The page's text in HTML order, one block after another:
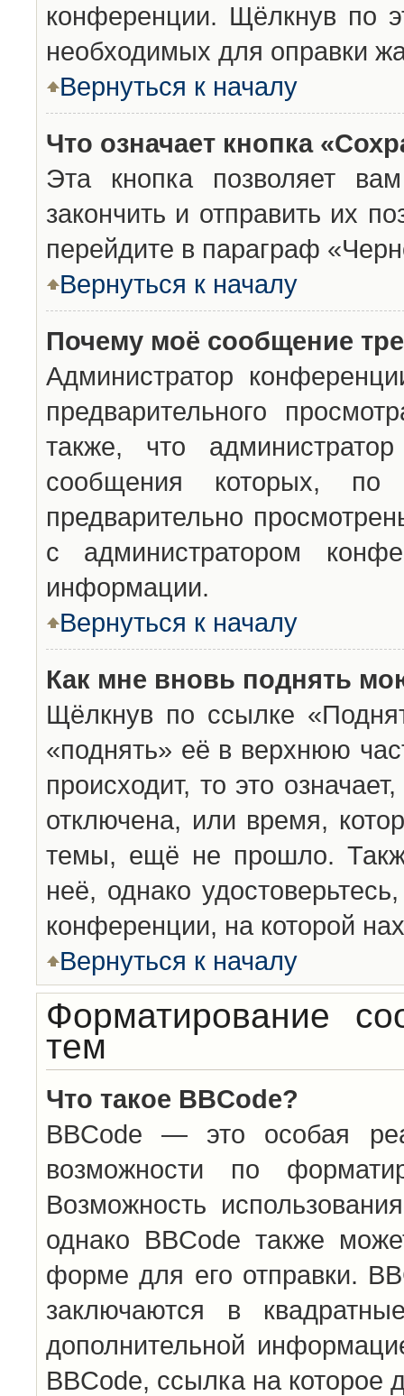
конференции. Щёлкнув по
необходимых для оправки
Вернуться к началу
Что означает кнопка
Эта кнопка позволяет
закончить и отправить их
перейдите в параграф
Вернуться к началу
Почему моё сообщение
Администратор
предварительного
также, что
сообщения которых,
предварительно
с администратором
информации.
Вернуться к началу
Как мне вновь поднять
Щёлкнув по ссылке
«поднять» её в верхнюю
происходит, то это
отключена, или время,
темы, ещё не прошло.
неё, однако
конференции, на которой
Вернуться к началу
Форматирование
тем
Что такое BBCode?
BBCode — это особая
возможности по
Возможность
однако BBCode также
форме для его отправки.
заключаются в
дополнительной
BBCode, ссылка на